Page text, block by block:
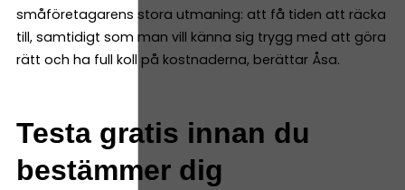
småföretagarens stora utmaning: att få tiden att räcka
till, samtidigt som man vill känna sig trygg med att göra
rätt och ha full koll på kostnaderna, berättar Åsa.
Testa gratis innan du
bestämmer dig